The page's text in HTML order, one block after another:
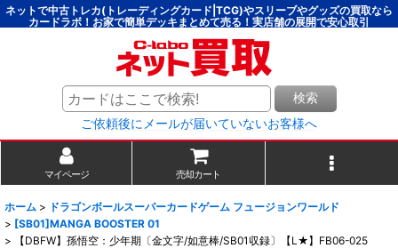
ネットで中古トレカ(トレーディングカード|TCG)やスリーブやグッズの買取なら
カードラボ！お家で簡単デッキまとめて売る！実店舗の展開で安心取引
検索
ご依頼後にメールが届いていないお客様へ
マイページ 売却カート
ホーム > ドラゴンボールスーパーカードゲーム フュージョンワールド
> [SB01]MANGA BOOSTER 01
>
【DBFW】孫悟空：少年期〔金文字/如意棒/SB01収録〕【L★】FB06-025